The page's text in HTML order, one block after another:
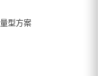
型方案